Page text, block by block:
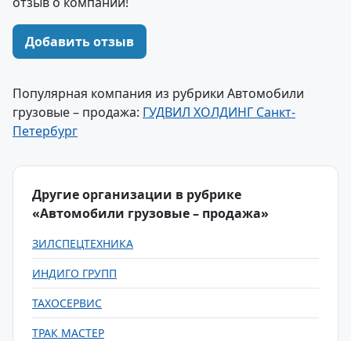
Добавить отзыв
Популярная компания из рубрики Автомобили
грузовые – продажа: ГУДВИЛ ХОЛДИНГ Санкт-
Петербург
Другие организации в рубрике
«Автомобили грузовые – продажа»
ЗИЛСПЕЦТЕХНИКА
ИНДИГО ГРУПП
ТАХОСЕРВИС
ТРАК МАСТЕР